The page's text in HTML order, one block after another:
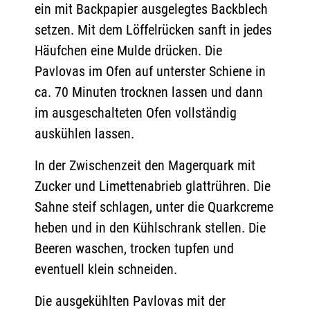
ein mit Backpapier ausgelegtes Backblech
setzen. Mit dem Löffelrücken sanft in jedes
Häufchen eine Mulde drücken. Die
Pavlovas im Ofen auf unterster Schiene in
ca. 70 Minuten trocknen lassen und dann
im ausgeschalteten Ofen vollständig
auskühlen lassen.
In der Zwischenzeit den Magerquark mit
Zucker und Limettenabrieb glattrühren. Die
Sahne steif schlagen, unter die Quarkcreme
heben und in den Kühlschrank stellen. Die
Beeren waschen, trocken tupfen und
eventuell klein schneiden.
Die ausgekühlten Pavlovas mit der